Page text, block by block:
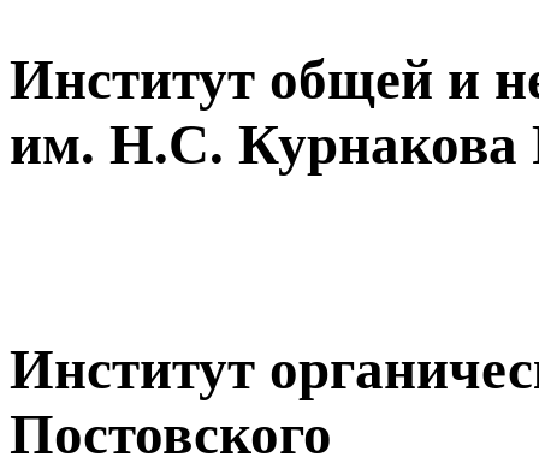
Институт общей и
им. Н.С.
Институт
Постовского